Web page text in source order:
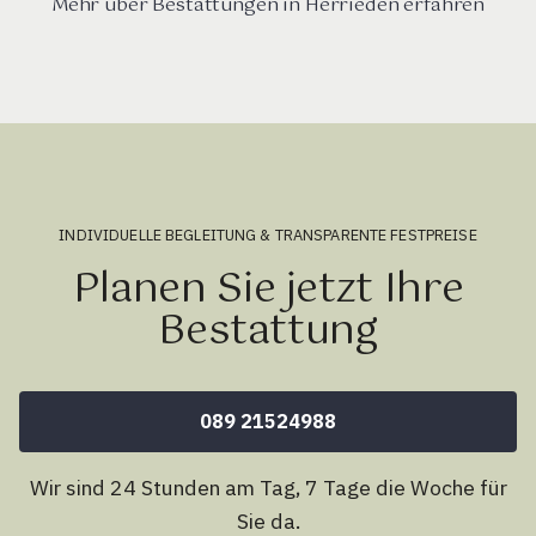
INDIVIDUELLE BEGLEITUNG & TRANSPARENTE FESTPREISE
Planen Sie jetzt Ihre
Bestattung
089 21524988
Wir sind 24 Stunden am Tag, 7 Tage die Woche für
Sie da.